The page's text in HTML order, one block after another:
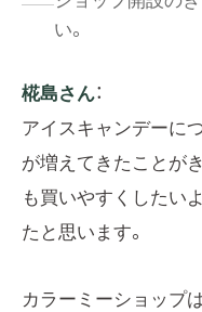
い。
椛島さん：
アイスキャンデーに
が増えてきたことが
も買いやすくしたい
たと思います。
カラーミーショップ